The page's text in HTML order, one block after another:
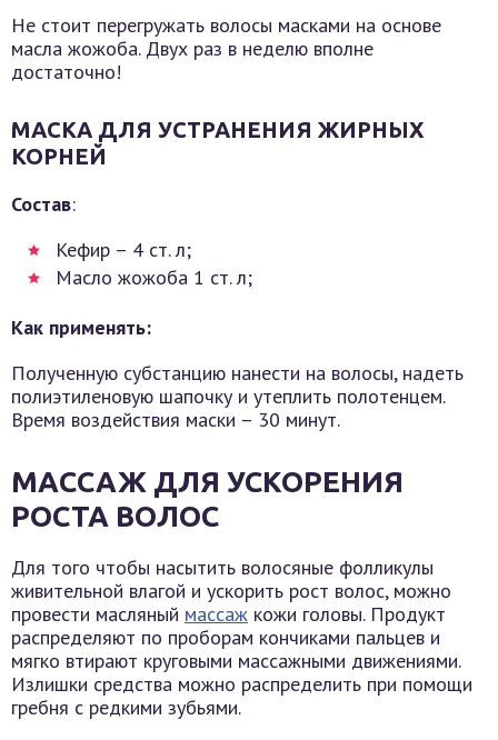
Не стоит перегружать волосы масками на основе
масла жожоба. Двух раз в неделю вполне
достаточно!
МАСКА ДЛЯ УСТРАНЕНИЯ ЖИРНЫХ
КОРНЕЙ
Состав:
Кефир – 4 ст. л;
Масло жожоба 1 ст. л;
Как применять:
Полученную субстанцию нанести на волосы, надеть
полиэтиленовую шапочку и утеплить полотенцем.
Время воздействия маски – 30 минут.
МАССАЖ ДЛЯ УСКОРЕНИЯ
РОСТА ВОЛОС
Для того чтобы насытить волосяные фолликулы
живительной влагой и ускорить рост волос, можно
провести масляный массаж кожи головы. Продукт
распределяют по проборам кончиками пальцев и
мягко втирают круговыми массажными движениями.
Излишки средства можно распределить при помощи
гребня с редкими зубьями.